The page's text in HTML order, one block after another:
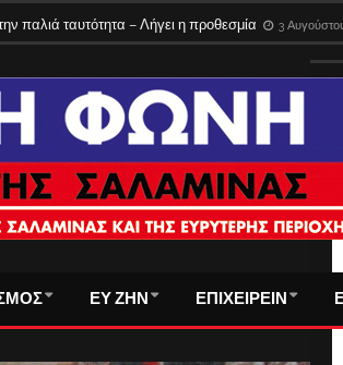
της Σαλαμίνας – Όλες οι νέες τιμές 3 Αυγούστου
ΕΥ ΖΗΝ ΕΠΙΧΕΙΡΕΙΝ